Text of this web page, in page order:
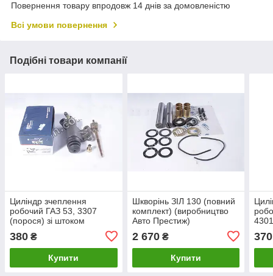
Повернення товару впродовж 14 днів за домовленістю
Всі умови повернення
Подібні товари компанії
Циліндр зчеплення
робочий ГАЗ 53, 3307
(порося) зі штоком
(виробництво Авто
Престиж)
380 ₴
Купити
Шкворінь ЗІЛ 130 (повний
комплект) (виробництво
Авто Престиж)
2 670₴
Купити
370